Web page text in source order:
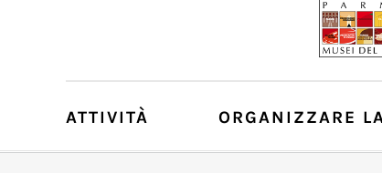
ATTIVITÀ ORGANIZZARE